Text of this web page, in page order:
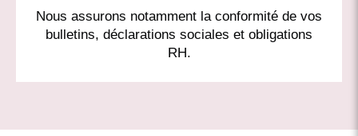
Nous assurons notamment la conformité de vos
bulletins, déclarations sociales et obligations
RH.